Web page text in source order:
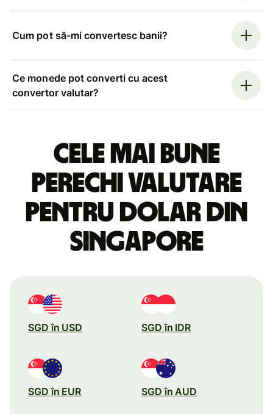
Cum pot să-mi convertesc banii?
Ce monede pot converti cu acest
convertor valutar?
Cele mai bune
perechi valutare
pentru dolar din
Singapore
SGD în USD SGD în IDR
SGD în EUR SGD în AUD